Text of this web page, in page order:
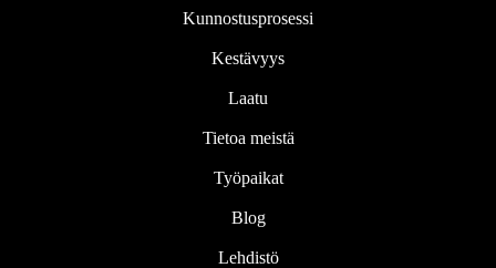
Kunnostusprosessi
Kestävyys
Laatu
Tietoa meistä
Työpaikat
Blog
Lehdistö